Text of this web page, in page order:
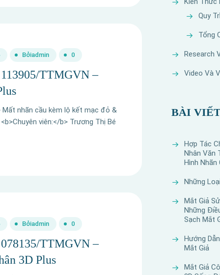
Bởiadmin 0
113905/TTMGVN –
Mất nhãn cầu kèm lộ kết mạc đỏ &
viên:</b> Trương Thị Bé
Bởiadmin 0
078135/TTMGVN –
3D Plus
Quy
Tổng
Research
Video Và
BÀI
Hợp Tác
Nhân Văn
Hình Nhãn
Những
Mắt Giả
Những
Sạch Mắt
Hướng
Mắt Giả
Mắt Giả